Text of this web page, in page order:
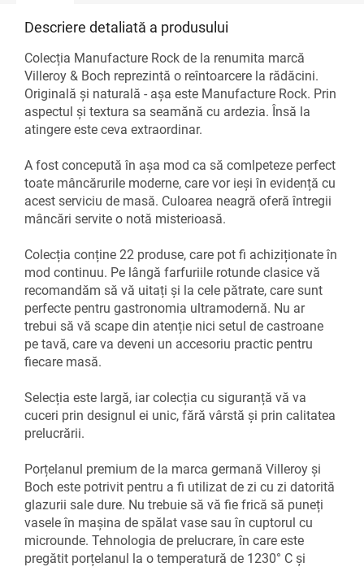
Descriere detaliată a produsului
Colecția Manufacture Rock de la renumita marcă
Villeroy & Boch reprezintă o reîntoarcere la rădăcini.
Originală și naturală - așa este Manufacture Rock. Prin
aspectul și textura sa seamănă cu ardezia. Însă la
atingere este ceva extraordinar.
A fost concepută în așa mod ca să comlpeteze perfect
toate mâncărurile moderne, care vor ieși în evidență cu
acest serviciu de masă. Culoarea neagră oferă întregii
mâncări servite o notă misterioasă.
Colecția conține 22 produse, care pot fi achiziționate în
mod continuu. Pe lângă farfuriile rotunde clasice vă
recomandăm să vă uitați și la cele pătrate, care sunt
perfecte pentru gastronomia ultramodernă. Nu ar
trebui să vă scape din atenție nici setul de castroane
pe tavă, care va deveni un accesoriu practic pentru
fiecare masă.
Selecția este largă, iar colecția cu siguranță vă va
cuceri prin designul ei unic, fără vârstă și prin calitatea
prelucrării.
Porțelanul premium de la marca germană Villeroy și
Boch este potrivit pentru a fi utilizat de zi cu zi datorită
glazurii sale dure. Nu trebuie să vă fie frică să puneți
vasele în mașina de spălat vase sau în cuptorul cu
microunde. Tehnologia de prelucrare, în care este
pregătit porțelanul la o temperatură de 1230° C și